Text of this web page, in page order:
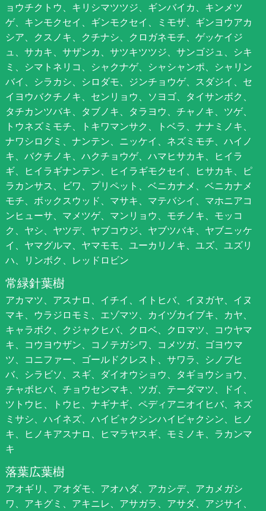
ョウチクトウ、キリシマツツジ、ギンバイカ、キンメツ
ゲ、キンモクセイ、ギンモクセイ、ミモザ、ギンヨウアカ
シア、クスノキ、クチナシ、クロガネモチ、ゲッケイジ
ュ、サカキ、サザンカ、サツキツツジ、サンゴジュ、シキ
ミ、シマトネリコ、シャクナゲ、シャシャンポ、シャリン
バイ、シラカシ、シロダモ、ジンチョウゲ、スダジイ、セ
イヨウバクチノキ、センリョウ、ソヨゴ、タイサンボク、
タチカンツバキ、タブノキ、タラヨウ、チャノキ、ツゲ、
トウネズミモチ、トキワマンサク、トベラ、ナナミノキ、
ナワシログミ、ナンテン、ニッケイ、ネズミモチ、ハイノ
キ、バクチノキ、ハクチョウゲ、ハマヒサカキ、ヒイラ
ギ、ヒイラギナンテン、ヒイラギモクセイ、ヒサカキ、ピ
ラカンサス、ビワ、プリペット、ベニカナメ、ベニカナメ
モチ、ボックスウッド、マサキ、マテバシイ、マホニアコ
ンヒューサ、マメツゲ、マンリョウ、モチノキ、モッコ
ク、ヤシ、ヤツデ、ヤブコウジ、ヤブツバキ、ヤブニッケ
イ、ヤマグルマ、ヤマモモ、ユーカリノキ、ユズ、ユズリ
ハ、リンボク、レッドロビン
常緑針葉樹
アカマツ、アスナロ、イチイ、イトヒバ、イヌガヤ、イヌ
マキ、ウラジロモミ、エゾマツ、カイヅカイブキ、カヤ、
キャラボク、クジャクヒバ、クロベ、クロマツ、コウヤマ
キ、コウヨウザン、コノテガシワ、コメツガ、ゴヨウマ
ツ、コニファー、ゴールドクレスト、サワラ、シノブヒ
バ、シラビソ、スギ、ダイオウショウ、タギョウショウ、
チャボヒバ、チョウセンマキ、ツガ、テーダマツ、ドイ、
ツトウヒ、トウヒ、ナギナギ、ペディアニオイヒバ、ネズ
ミサシ、ハイネズ、ハイビャクシンハイビャクシン、ヒノ
キ、ヒノキアスナロ、ヒマラヤスギ、モミノキ、ラカンマ
キ
落葉広葉樹
アオギリ、アオダモ、アオハダ、アカシデ、アカメガシ
ワ、アキグミ、アキニレ、アサガラ、アサダ、アジサイ、